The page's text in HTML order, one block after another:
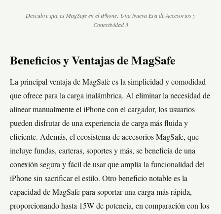
Descubre que es MagSafe en el iPhone: Una Nueva Era de Accesorios y
Conectividad 3
Beneficios y Ventajas de MagSafe
La principal ventaja de MagSafe es la simplicidad y comodidad
que ofrece para la carga inalámbrica. Al eliminar la necesidad de
alinear manualmente el iPhone con el cargador, los usuarios
pueden disfrutar de una experiencia de carga más fluida y
eficiente. Además, el ecosistema de accesorios MagSafe, que
incluye fundas, carteras, soportes y más, se beneficia de una
conexión segura y fácil de usar que amplía la funcionalidad del
iPhone sin sacrificar el estilo. Otro beneficio notable es la
capacidad de MagSafe para soportar una carga más rápida,
proporcionando hasta 15W de potencia, en comparación con los